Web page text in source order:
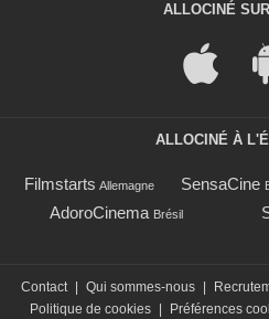
ALLOCINÉ
ALLOCINÉ À
Filmstarts Allemagne SensaCine
AdoroCinema Brésil
Contact Qui sommes-nous
Politique de cookies
Préférences